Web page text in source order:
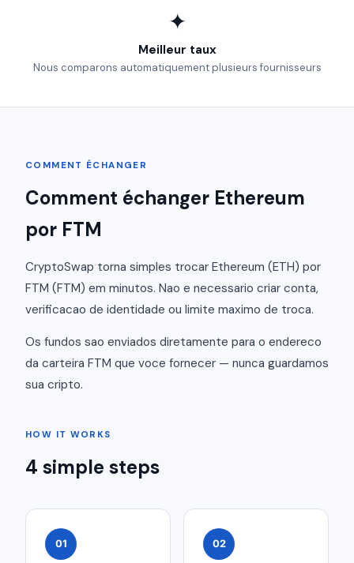
✦
Meilleur taux
Nous comparons automatiquement plusieurs fournisseurs
COMMENT ÉCHANGER
Comment échanger Ethereum
por FTM
CryptoSwap torna simples trocar Ethereum (ETH) por
FTM (FTM) em minutos. Nao e necessario criar conta,
verificacao de identidade ou limite maximo de troca.
Os fundos sao enviados diretamente para o endereco
da carteira FTM que voce fornecer — nunca guardamos
sua cripto.
HOW IT WORKS
4 simple steps
01 02